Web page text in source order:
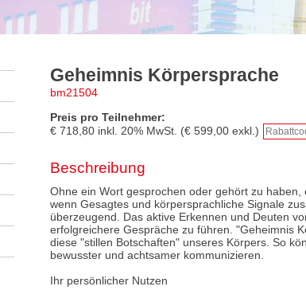
Geheimnis Körpersprache
bm21504
Preis pro Teilnehmer:
€ 718,80 inkl. 20% MwSt. (€ 599,00 exkl.)
Beschreibung
Ohne ein Wort gesprochen oder gehört zu
wenn Gesagtes und körpersprachliche Signale
überzeugend. Das aktive Erkennen und Deuten
erfolgreichere Gespräche zu führen. "Geheimnis
diese "stillen Botschaften" unseres Körpers. So
bewusster und achtsamer kommunizieren.
Ihr persönlicher Nutzen